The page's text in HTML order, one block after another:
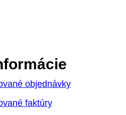
objednávky
faktúry